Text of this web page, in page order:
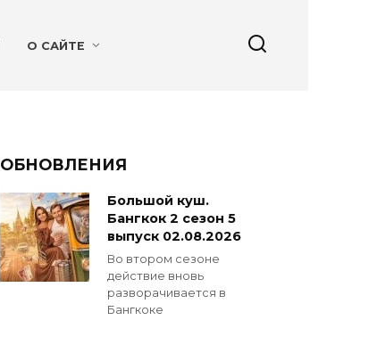
О САЙТЕ
ОБНОВЛЕНИЯ
Большой куш.
Бангкок 2 сезон 5
выпуск 02.08.2026
Во втором сезоне
действие вновь
разворачивается в
Бангкоке